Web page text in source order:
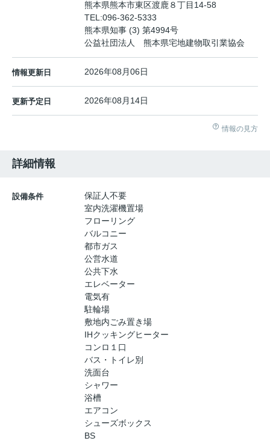
熊本県熊本市東区渡鹿８丁目14-58
TEL:096-362-5333
熊本県知事 (3) 第4994号
公益社団法人 熊本県宅地建物取引業協会
情報更新日 2026年08月06日
更新予定日 2026年08月14日
情報の見方
詳細情報
設備条件
保証人不要
室内洗濯機置場
フローリング
バルコニー
都市ガス
公営水道
公共下水
エレベーター
電気有
駐輪場
敷地内ごみ置き場
IHクッキングヒーター
コンロ１口
バス・トイレ別
洗面台
シャワー
浴槽
エアコン
シューズボックス
BS